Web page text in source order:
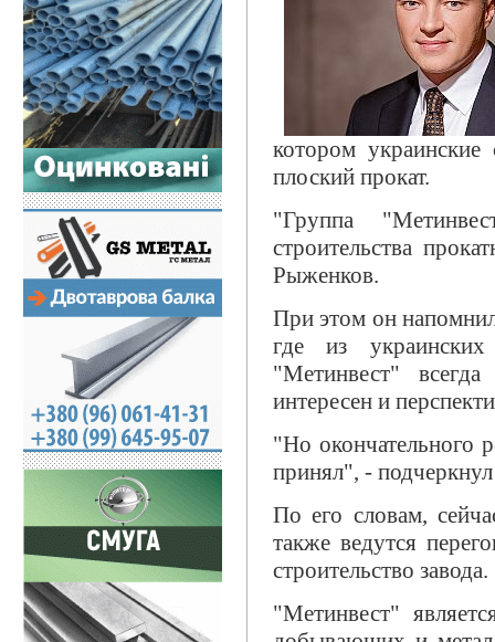
котором украинские
плоский прокат.
"Группа
строительства
Рыженков.
При этом он
где из
"Метинвест"
интересен и
"Но окончательного
принял", -
По его словам,
также ведутся
строительство завода.
"Метинвест"